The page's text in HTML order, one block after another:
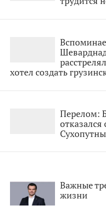
хотел создать
Перелом:
отказался
Важные
жизни